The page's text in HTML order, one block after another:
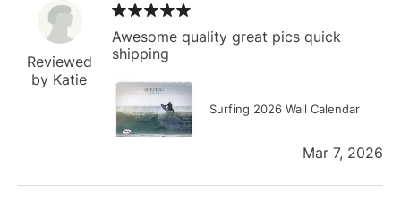
Reviewed
by Katie
Awesome quality great pics quick
shipping
Surfing 2026 Wall Calendar
Mar 7, 2026